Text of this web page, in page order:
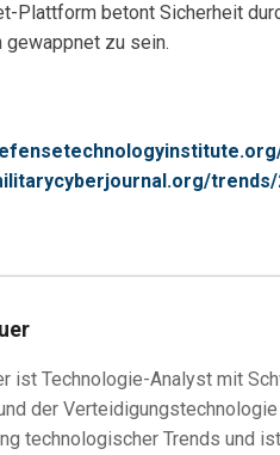
Plattform betont Sicherheit
gewappnet zu sein.
trends/
ist Technologie-Analyst mit
der Verteidigungstechnologie
technologischer Trends und